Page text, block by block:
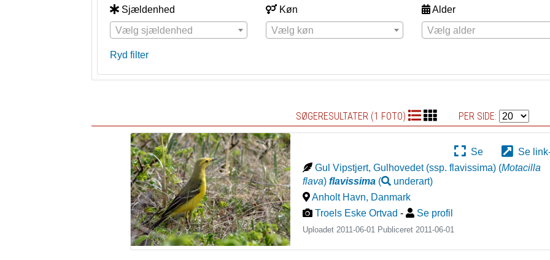
Sjældenhed
Vælg sjældenhed
Køn
Vælg køn
Alder
Vælg alder
Ryd filter
SØGERESULTATER (1 FOTO) PER SIDE:
Se
Se
Gul Vipstjert, Gulhovedet (ssp. flavissima) (Motacilla
flava)flavissima ( underart)
Anholt Havn, Danmark
Troels Eske Ortvad - Se profil
Uploadet 2011-06-01 Publiceret2011-06-01